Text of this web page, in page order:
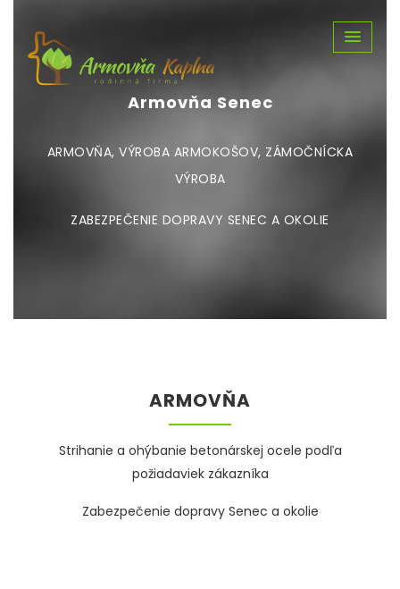
Armovňa Senec
ARMOVŇA, VÝROBA ARMOKOŠOV, ZÁMOČNÍCKA
VÝROBA
ZABEZPEČENIE DOPRAVY SENEC A OKOLIE
ARMOVŇA
Strihanie a ohýbanie betonárskej ocele podľa
požiadaviek zákazníka
Zabezpečenie dopravy Senec a okolie